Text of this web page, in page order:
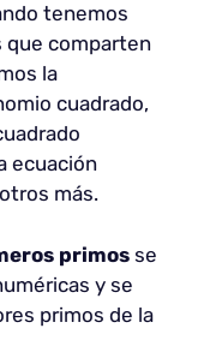
tenemos
que comparten
la
cuadrado,
ecuación
más.
primosse
y se
primos de la